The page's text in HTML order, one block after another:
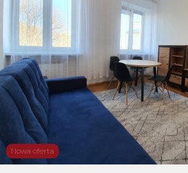
Nowa oferta